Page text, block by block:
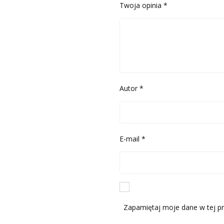
Twoja opinia *
Autor *
E-mail *
Zapamiętaj moje dane w tej